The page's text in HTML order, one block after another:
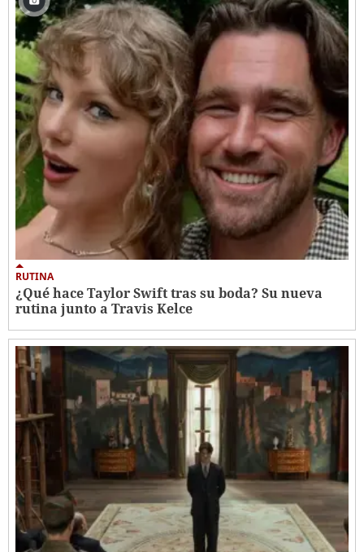
RUTINA
¿Qué hace Taylor Swift tras su boda? Su nueva
rutina junto a Travis Kelce